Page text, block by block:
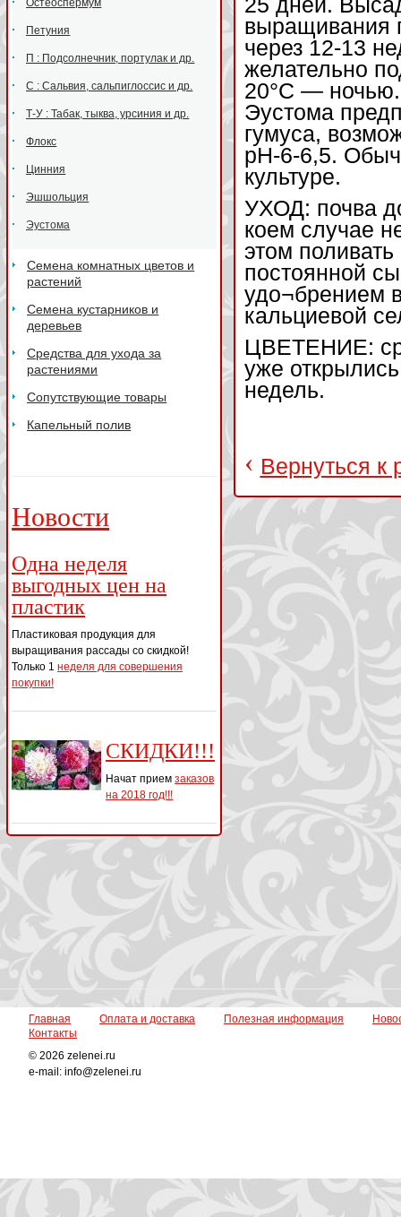
Остеоспермум
Петуния
П : Подсолнечник, портулак и др.
С : Сальвия, сальпиглоссис и др.
Т-У : Табак, тыква, урсиния и др.
Флокс
Цинния
Эшшольция
Эустома
Семена комнатных цветов и
растений
Семена кустарников и
деревьев
Средства для ухода за
растениями
Сопутствующие товары
Капельный полив
Новости
Одна неделя
выгодных цен на
пластик
Пластиковая продукция для
выращивания рассады со скидкой!
Только 1неделя для совершения
покупки!
СКИДКИ!!!
Начат приемзаказов
на 2018 год!!!
25 дней.
выращивания
через 12-13
желательно
20°С — ночью.
Эустома
гумуса,
рН-6-6,5.
культуре.
УХОД: почва
коем случае
этом
постоянной
удо¬брением
кальциевой
ЦВЕТЕНИЕ:
уже
недель.
‹ Вернуться к
Главная Оплата и доставка Полезная информация
Контакты
© 2026 zelenei.ru
e-mail: info@zelenei.ru